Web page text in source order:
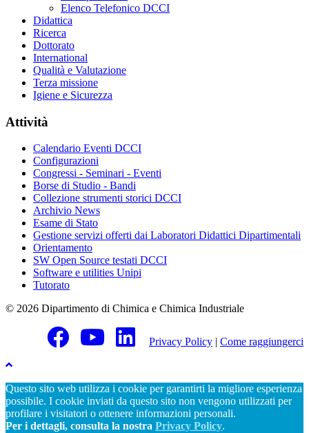
Elenco Telefonico DCCI
Didattica
Ricerca
Dottorato
International
Qualità e Valutazione
Terza missione
Igiene e Sicurezza
Attività
Calendario Eventi DCCI
Configurazioni
Congressi - Seminari - Eventi
Borse di Studio - Bandi
Collezione strumenti storici DCCI
Archivio News
Esame di Stato
Gestione servizi offerti dai Laboratori Didattici Dipartimentali
Orientamento
SW Open Source testati DCCI
Software e utilities Unipi
Tutorato
© 2026 Dipartimento di Chimica e Chimica Industriale
Privacy Policy | Come raggiungerci
Questo sito web utilizza i cookie per garantirti la migliore esperienza
possibile. I cookie inviati da questo sito non vengono utilizzati per
profilare i visitatori o ottenere informazioni personali.
Per i dettagli, consulta la nostra Privacy Policy.